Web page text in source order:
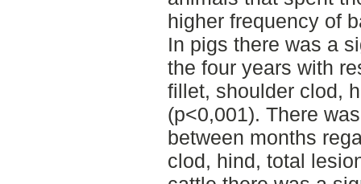
higher frequency of
In pigs there was a
the four years with
fillet, shoulder clod,
(p<0,001). There
between months
clod, hind, total